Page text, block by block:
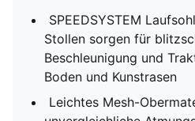
SPEEDSYSTEM
Stollen sorgen für
Beschleunigung und
Boden und Kunstrasen
Leichtes Mesh-